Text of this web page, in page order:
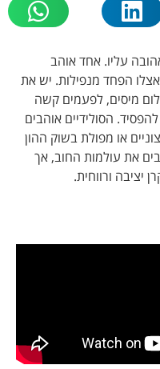
עליו. אחד אוהב
הפחד מנפילות. יש את
מיסים, לפעמים קשה
הסולידיים אוהבים
או מפולת בשוק ההון
את עולמות החוב, אך
יציבה ורווחית.